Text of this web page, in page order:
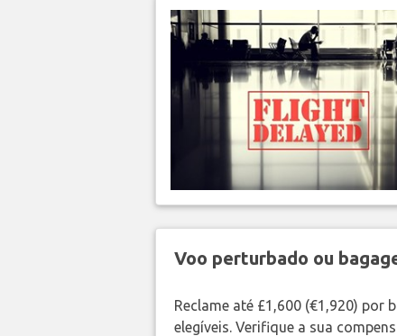
Voo perturbado ou
Reclame até £1,600 (€1,920) por
elegíveis. Verifique a sua